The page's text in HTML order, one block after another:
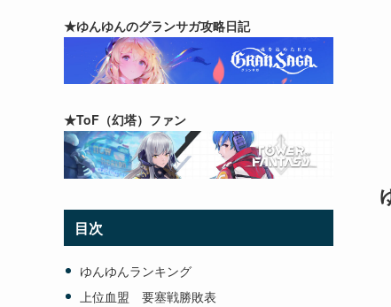
★ゆんゆんのグランサガ攻略日記
★ToF（幻塔）ファン
目次
ゆんゆんランキング
上位血盟 要塞戦勝敗表